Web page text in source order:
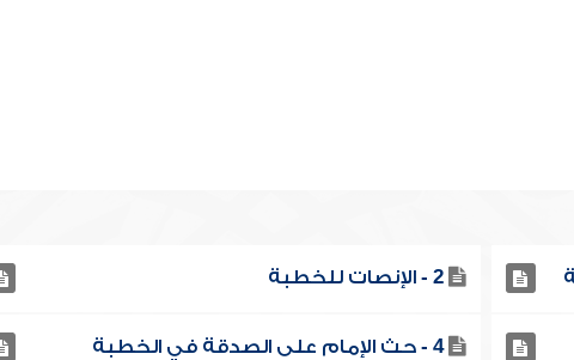
2 - الإنصات للخطبة
4 - حث الإمام على الصدقة في الخطبة